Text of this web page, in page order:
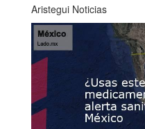
Aristegui Noticias